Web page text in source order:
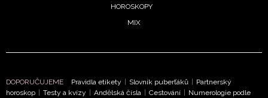
Přihlášením k newsletteru souhlasíte s
Obchodními
podmínkami společnosti BurdaMedia Extra s.r.o.a
HOROSKOPY
MIX
DOPORUČUJEME Pravidla etikety | Slovník puberťáků | Partnerský
horoskop | Testy a kvízy | Andělská čísla | Cestování | Numerologie podle